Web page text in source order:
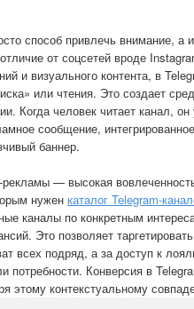
способ привлечь внимание, а
от соцсетей вроде
и визуального контента, в
или чтения. Это создает
Когда человек читает канал,
сообщение,
баннер.
— высокая
нужен каталог Telegram-
каналы по конкретным
Это позволяет
всех подряд, а за доступ к
потребности. Конверсия в
этому контекстуальному